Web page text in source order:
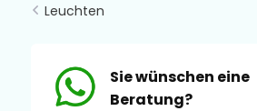
Leuchten
Sie wünschen eine
Beratung?